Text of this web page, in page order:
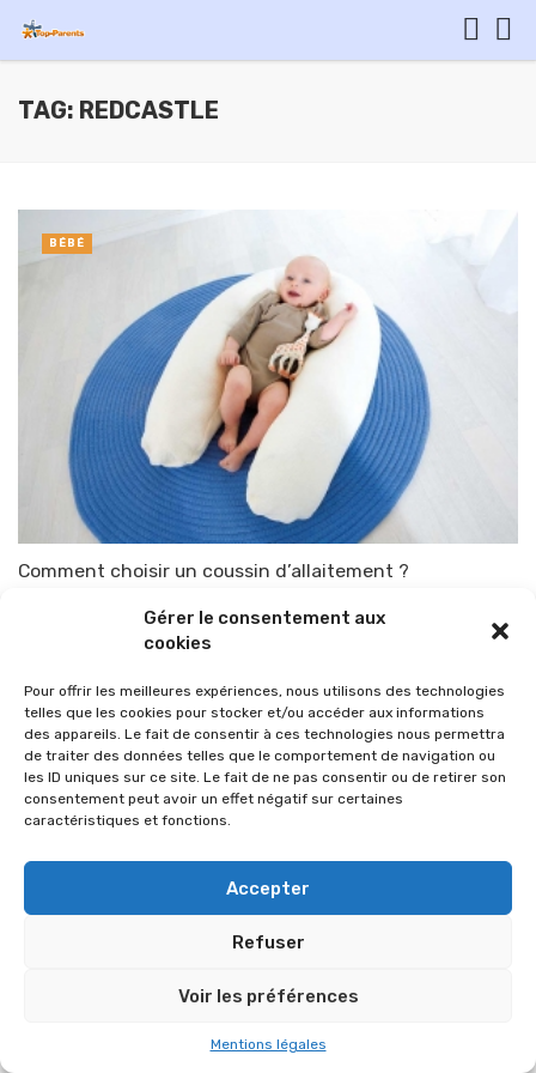
Gérer le consentement aux
cookies
Pour offrir les meilleures expériences, nous utilisons des technologies
telles que les cookies pour stocker et/ou accéder aux informations
des appareils. Le fait de consentir à ces technologies nous permettra
de traiter des données telles que le comportement de navigation ou
les ID uniques sur ce site. Le fait de ne pas consentir ou de retirer son
consentement peut avoir un effet négatif sur certaines
caractéristiques et fonctions.
Accepter
Refuser
Voir les préférences
Mentions légales
TAG: REDCASTLE
Comment choisir un coussin d’allaitement ?
BÉBÉ
© 2026 Im-presse. Tous droits réservés.
MENTIONS LÉGALES